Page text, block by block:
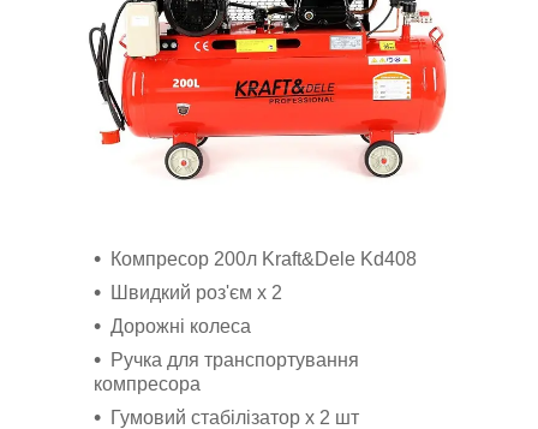
Компресор 200л Kraft&Dele Kd408
Швидкий роз'єм x 2
Дорожні колеса
Ручка для транспортування
компресора
Гумовий стабілізатор х 2 шт